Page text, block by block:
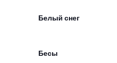
Белый снег
Бесы